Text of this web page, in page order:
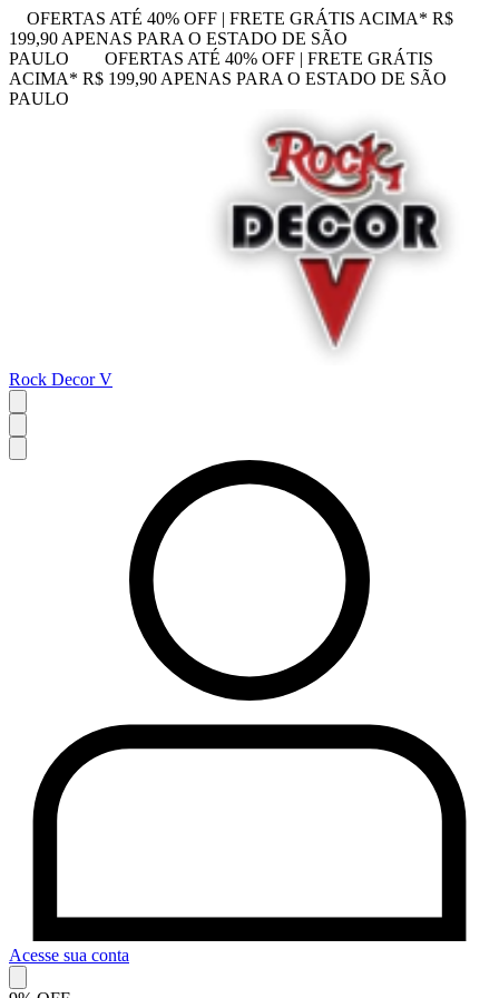
OFERTAS ATÉ 40% OFF | FRETE GRÁTIS ACIMA* R$
199,90 APENAS PARA O ESTADO DE SÃO
PAULO
OFERTAS ATÉ 40% OFF | FRETE GRÁTIS
ACIMA* R$ 199,90 APENAS PARA O ESTADO DE SÃO
PAULO
Rock Decor V
Acesse sua conta